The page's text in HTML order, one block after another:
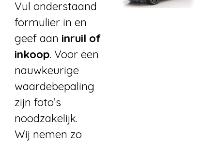
Vul onderstaand
formulier in en
geef aan inruil of
inkoop. Voor een
nauwkeurige
waardebepaling
zijn foto’s
noodzakelijk.
Wij nemen zo